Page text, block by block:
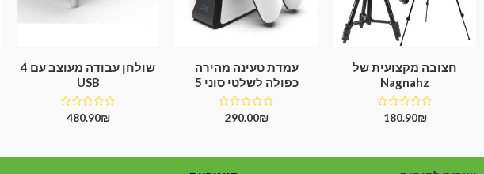
חצובה מקצועית של
Nagnahz
דורג180.90₪
עמדת טעינה מהירה
כפולה לשלטי סוני 5
דורג290.00₪
שולחן עבודה מעוצב עם 4
USB
דורג480.90₪